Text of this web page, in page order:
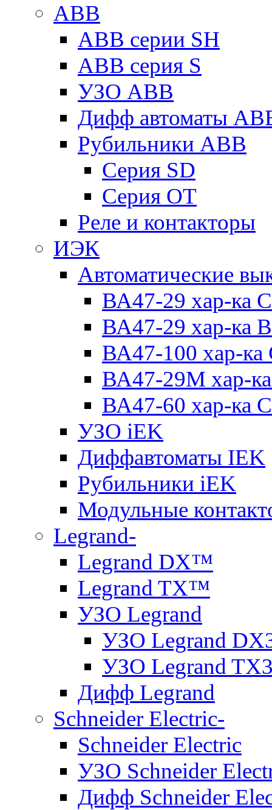
ABB
ABB серии SH
ABB серия S
УЗО ABB
Дифф автоматы
Рубильники ABB
Серия SD
Серия ОТ
Реле и контакторы
ИЭК
Автоматические
ВА47-29 хар-ка C
ВА47-29 хар-ка B
ВА47-100 хар-ка
ВА47-29M хар-
ВА47-60 хар-ка C
УЗО iEK
Диффавтоматы IEK
Рубильники iEK
Модульные
Legrand-
Legrand DX™
Legrand TX™
УЗО Legrand
УЗО Legrand
УЗО Legrand
Дифф Legrand
Schneider Electric-
Schneider Electric
УЗО Schneider
Дифф Schneider